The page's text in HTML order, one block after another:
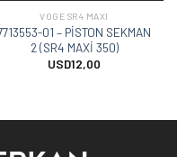
VOGE SR4 MAXI
01 – PİSTON SEKMAN
2 (SR4 MAXİ 350)
USD12,00